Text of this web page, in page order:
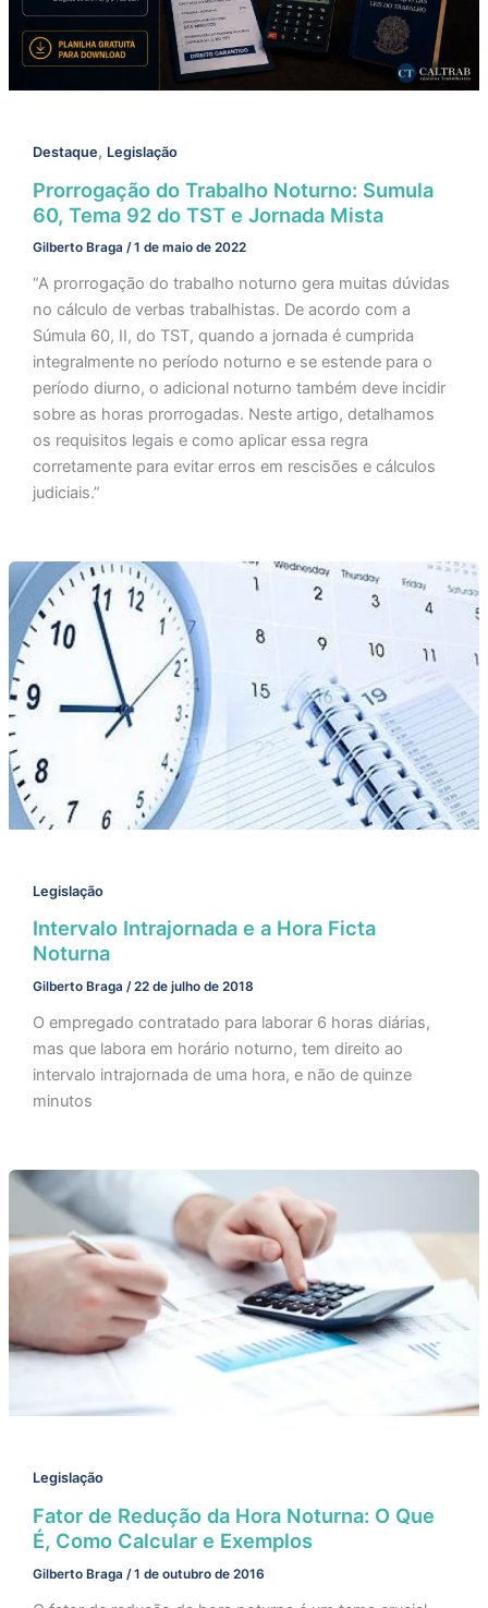
Destaque, Legislação
Prorrogação do Trabalho Noturno: Sumula
60, Tema 92 do TST e Jornada Mista
Gilberto Braga /1 de maio de 2022
“A prorrogação do trabalho noturno gera muitas dúvidas
no cálculo de verbas trabalhistas. De acordo com a
Súmula 60, II, do TST, quando a jornada é cumprida
integralmente no período noturno e se estende para o
período diurno, o adicional noturno também deve incidir
sobre as horas prorrogadas. Neste artigo, detalhamos
os requisitos legais e como aplicar essa regra
corretamente para evitar erros em rescisões e cálculos
judiciais.”
Legislação
Intervalo Intrajornada e a Hora Ficta
Noturna
Gilberto Braga /22 de julho de 2018
O empregado contratado para laborar 6 horas diárias,
mas que labora em horário noturno, tem direito ao
intervalo intrajornada de uma hora, e não de quinze
minutos
Legislação
Fator de Redução da Hora Noturna: O Que
É, Como Calcular e Exemplos
Gilberto Braga /1 de outubro de 2016